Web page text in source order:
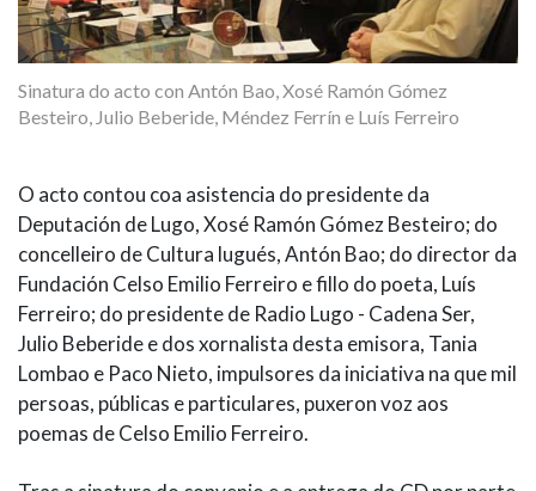
Sinatura do acto con Antón Bao, Xosé Ramón Gómez
Besteiro, Julio Beberide, Méndez Ferrín e Luís Ferreiro
O acto contou coa asistencia do presidente da
Deputación de Lugo, Xosé Ramón Gómez Besteiro; do
concelleiro de Cultura lugués, Antón Bao; do director da
Fundación Celso Emilio Ferreiro e fillo do poeta, Luís
Ferreiro; do presidente de Radio Lugo - Cadena Ser,
Julio Beberide e dos xornalista desta emisora, Tania
Lombao e Paco Nieto, impulsores da iniciativa na que mil
persoas, públicas e particulares, puxeron voz aos
poemas de Celso Emilio Ferreiro.